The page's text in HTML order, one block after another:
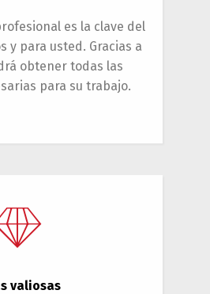
es la clave del
y para usted. Gracias a
obtener todas las
para su trabajo.
valiosas